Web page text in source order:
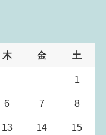
木 金 土
1
6 7 8
13 14 15